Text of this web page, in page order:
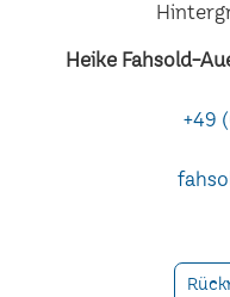
Heike Fahsold-
+49